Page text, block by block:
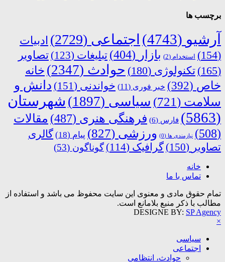
برچسب ها
آرشیو (4743) اجتماعی (2729)
ادبیات
(154)
استخدام (2) بازار (404) تبلیغات (123)
تصاویر
(165)
تکنولوژی (180) حوادث (2347)
خانه
خاص (392) خبر فوری (11) خواندنی (151)
دانش و
سلامت (721) سیاسی (1897)
شهرستان
(5863)
فارس (6) فرهنگی هنری (487)
مقالات
(508)
نیازمندی ها (0) ورزشی (827) پیام (18)
گالری
تصاویر (150) گرافیک (114) گوناگون (53)
خانه
تماس با ما
تمام حقوق مادی و معنوی این سایت محفوظ می باشد و استفاده از
مطالب با ذکر منبع بلامانع است.
DESIGNE BY: SP Agency
×
سیاسی
اجتماعی
حوادث، انتظامی